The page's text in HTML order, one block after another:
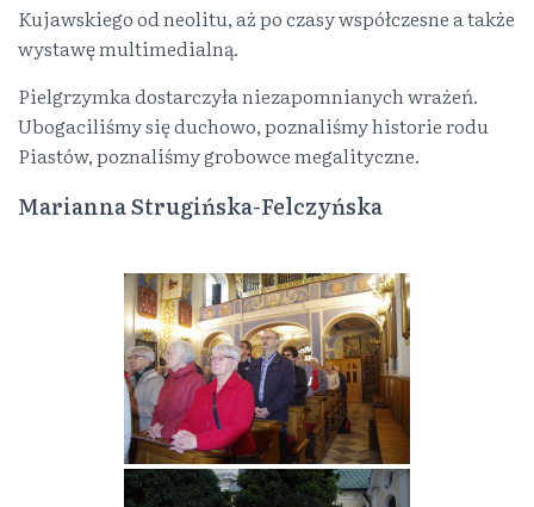
Kujawskiego od neolitu, aż po czasy współczesne a także
wystawę multimedialną.
Pielgrzymka dostarczyła niezapomnianych wrażeń.
Ubogaciliśmy się duchowo, poznaliśmy historie rodu
Piastów, poznaliśmy grobowce megalityczne.
Marianna Strugińska-Felczyńska